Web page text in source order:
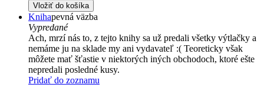
Vložiť do košíka
Knihapevná väzba
Vypredané
Ach, mrzí nás to, z tejto knihy sa už predali všetky výtlačky a
nemáme ju na sklade my ani vydavateľ :( Teoreticky však
môžete mať šťastie v niektorých iných obchodoch, ktoré ešte
nepredali posledné kusy.
Pridať do zoznamu